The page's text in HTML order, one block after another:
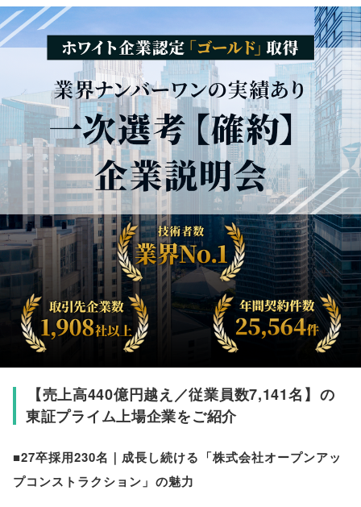
【売上高440億円越え／従業員数7,141名】 の
東証プライム上場企業をご紹介
■27卒採用230名｜成長し続ける 「株式会社オープンアッ
プコンストラクション 」 の魅力